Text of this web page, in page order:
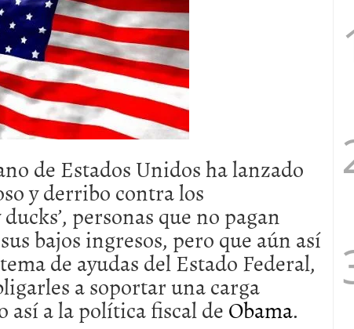
vs Agilidad: ¿Por qué el Préstamo Promotor privado
12 de diciembre de 2025
Cómo aprovechar esta opción para gestionar tus
de 2025
también es una decisión financiera: cómo anticiparte
de 2025
software punto de venta?
3 de octubre de 2025
de Estados Unidos ha lanzado
y derribo contra los
personas que no pagan
bajos ingresos, pero que aún así
de ayudas del Estado Federal,
a soportar una carga
así a la política fiscal deObama.